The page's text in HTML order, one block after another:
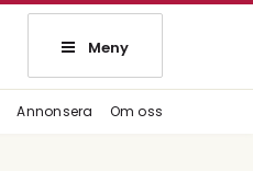
Meny
Annonsera Om oss